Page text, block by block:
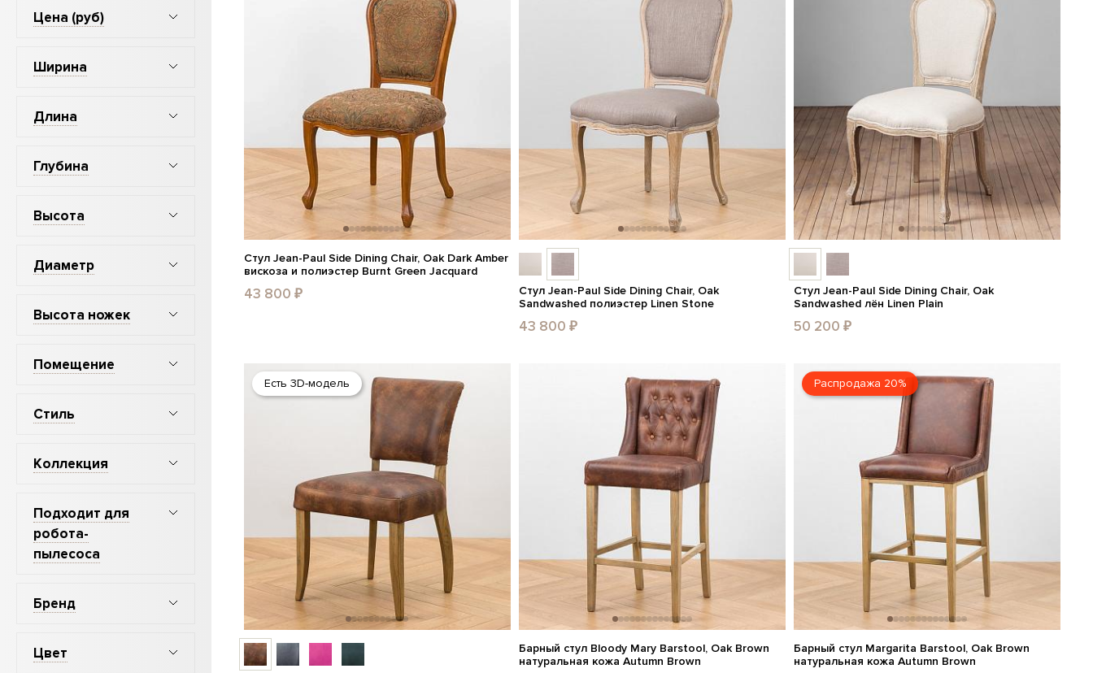
Цена (руб)
Ширина
Длина
Глубина
Высота
Диаметр
Высота ножек
Помещение
Стиль
Коллекция
Подходит для
робота-
пылесоса
Бренд
Цвет
Стул Jean-Paul Side Dining Chair, Oak Dark Amber
вискоза и полиэстер Burnt Green Jacquard
43 800 ₽
Стул Jean-Paul Side Dining Chair, Oak
Sandwashed полиэстер Linen Stone
43 800 ₽
Стул Jean-Paul Side Dining Chair, Oak
Sandwashed лён Linen Plain
50 200 ₽
Есть 3D-модель
Барный стул Bloody Mary Barstool, Oak Brown
натуральная кожа Autumn Brown
Распродажа 20%
Барный стул Margarita Barstool, Oak Brown
натуральная кожа Autumn Brown